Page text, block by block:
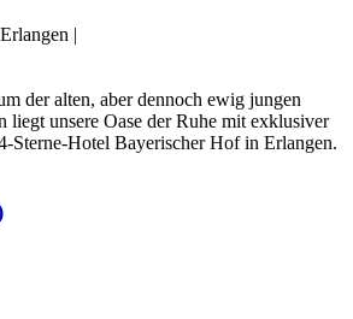
|
der alten, aber dennoch ewig jungen
liegt unsere Oase der Ruhe mit exklusiver
Sterne-Hotel Bayerischer Hof in Erlangen.